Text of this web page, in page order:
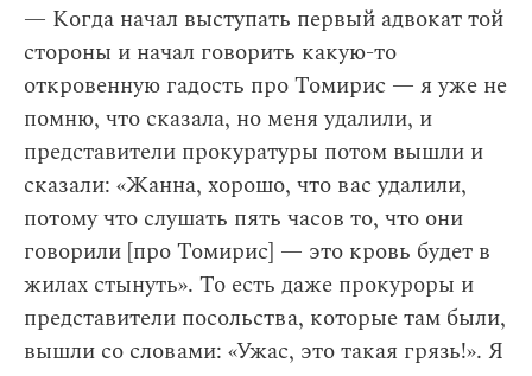
— Когда начал выступать первый адвокат той
стороны и начал говорить какую-то
откровенную гадость про Томирис — я уже не
помню, что сказала, но меня удалили, и
представители прокуратуры потом вышли и
сказали: «Жанна, хорошо, что вас удалили,
потому что слушать пять часов то, что они
говорили [про Томирис] — это кровь будет в
жилах стынуть». То есть даже прокуроры и
представители посольства, которые там были,
вышли со словами: «Ужас, это такая грязь!». Я